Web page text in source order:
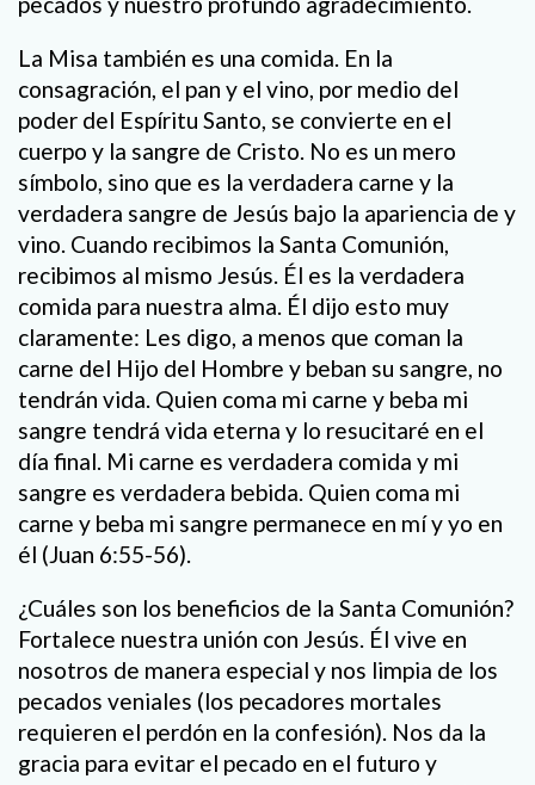
La Misa también es una comida. En la
consagración, el pan y el vino, por medio del
poder del Espíritu Santo, se convierte en el
cuerpo y la sangre de Cristo. No es un mero
símbolo, sino que es la verdadera carne y la
verdadera sangre de Jesús bajo la apariencia de y
vino. Cuando recibimos la Santa Comunión,
recibimos al mismo Jesús. Él es la verdadera
comida para nuestra alma. Él dijo esto muy
claramente: Les digo, a menos que coman la
carne del Hijo del Hombre y beban su sangre, no
tendrán vida. Quien coma mi carne y beba mi
sangre tendrá vida eterna y lo resucitaré en el
día final. Mi carne es verdadera comida y mi
sangre es verdadera bebida. Quien coma mi
carne y beba mi sangre permanece en mí y yo en
él (Juan 6:55-56).
¿Cuáles son los beneficios de la Santa Comunión?
Fortalece nuestra unión con Jesús. Él vive en
nosotros de manera especial y nos limpia de los
pecados veniales (los pecadores mortales
requieren el perdón en la confesión). Nos da la
gracia para evitar el pecado en el futuro y